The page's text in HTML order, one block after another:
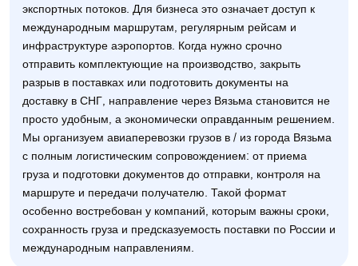
экспортных потоков. Для бизнеса это означает доступ к
международным маршрутам, регулярным рейсам и
инфраструктуре аэропортов. Когда нужно срочно
отправить комплектующие на производство, закрыть
разрыв в поставках или подготовить документы на
доставку в СНГ, направление через Вязьма становится не
просто удобным, а экономически оправданным решением.
Мы организуем авиаперевозки грузов в / из города Вязьма
с полным логистическим сопровождением: от приема
груза и подготовки документов до отправки, контроля на
маршруте и передачи получателю. Такой формат
особенно востребован у компаний, которым важны сроки,
сохранность груза и предсказуемость поставки по России и
международным направлениям.